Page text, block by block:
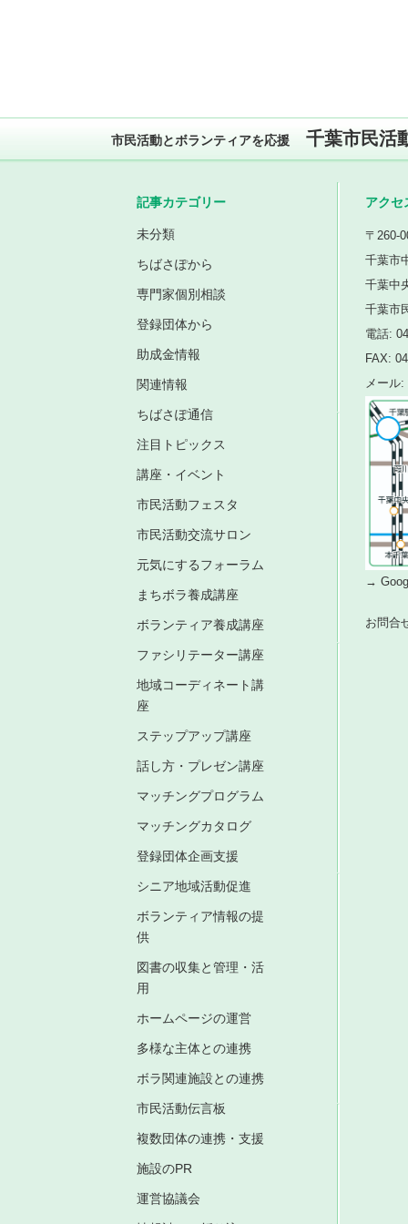
市民活動とボランティアを応援 千葉市民活
記事カテゴリー
未分類
ちばさぽから
専門家個別相談
登録団体から
助成金情報
関連情報
ちばさぽ通信
注目トピックス
講座・イベント
市民活動フェスタ
市民活動交流サロン
元気にするフォーラム
まちボラ養成講座
ボランティア養成講座
ファシリテーター講座
地域コーディネート講
座
ステップアップ講座
話し方・プレゼン講座
マッチングプログラム
マッチングカタログ
登録団体企画支援
シニア地域活動促進
ボランティア情報の提
供
図書の収集と管理・活
用
ホームページの運営
多様な主体との連携
ボラ関連施設との連携
市民活動伝言板
複数団体の連携・支援
施設のPR
運営協議会
アクセ
〒260-
千葉市
千葉中
千葉市
電話:
FAX:
メール
→
お問合